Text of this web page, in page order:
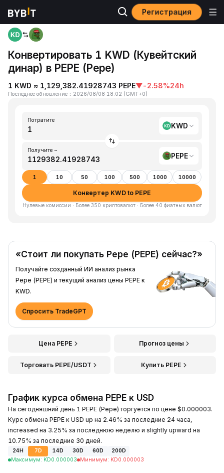
Регистрация
Главная
Конвертировать 1 KWD (Кувейтский
динар) в PEPE (Pepe)
1 KWD ≈ 1,129,382.41928743 PEPE▼-2.58%24h
Последнее обновление ： 2026/08/08 18:02 (GMT+0)
Потратите
KWD
Получите ~
PEPE
1 10 50 100 500 1000 10000
Конвертер KWD to PEPE
Нулевые комиссии · Более 350 криптовалют · Более 40 фиатных валют
«Стоит ли покупать Pepe (PEPE) сейчас?»
Получайте созданный ИИ анализ рынка
Pepe (PEPE) и текущий анализ цены PEPE к
KWD.
Спросить TradeGPT
Цена PEPE Прогноз цены
Торговать PEPE/USDT Купить PEPE
График курса обмена PEPE к USD
На сегодняшний день 1 PEPE (Pepe) торгуется по цене $0.000003.
Курс обмена PEPE к USD up на 2.46% за последние 24 часа,
increased на 3.25% за последнюю неделю и slightly upward на
10.75% за последние 30 дней.
24H 7D 14D 30D 60D
200D
Максимум: KD0.000003 Минимум: KD0.000003